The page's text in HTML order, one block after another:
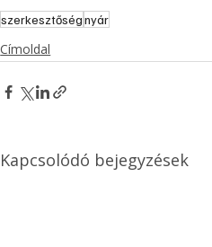
szerkesztőségnyár
Címoldal
Kapcsolódó bejegyzések